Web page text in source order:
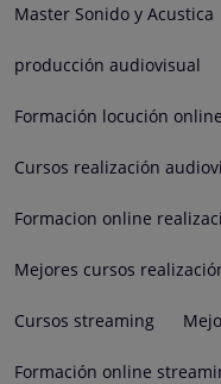
Master Sonido y Acustica
producción audiovisual
Formación locución online
Cursos realización
Formacion online
Mejores cursos
Cursos streaming
Formación online